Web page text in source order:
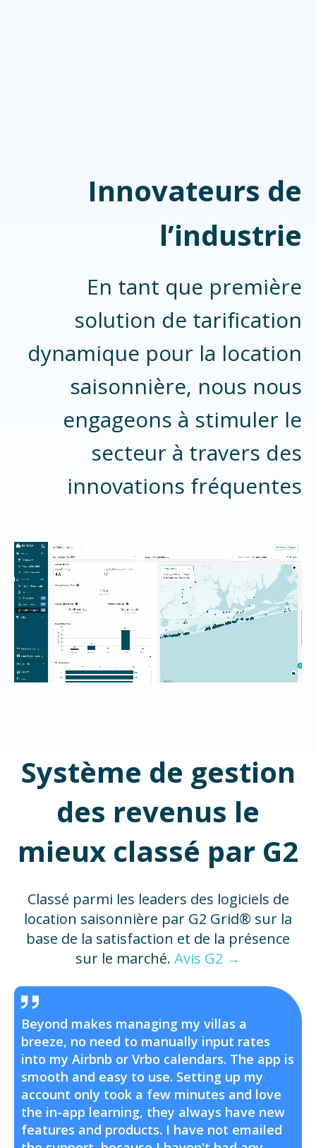
Innovateurs de
l’industrie
En tant que première
solution de tarification
dynamique pour la location
saisonnière, nous nous
engageons à stimuler le
secteur à travers des
innovations fréquentes
Système de gestion
des revenus le
mieux classé par G2
Classé parmi les leaders des logiciels de
location saisonnière par G2 Grid® sur la
base de la satisfaction et de la présence
sur le marché. Avis G2 →
Beyond makes managing my villas a
breeze, no need to manually input rates
into my Airbnb or Vrbo calendars. The app is
smooth and easy to use. Setting up my
account only took a few minutes and love
the in-app learning, they always have new
features and products. I have not emailed